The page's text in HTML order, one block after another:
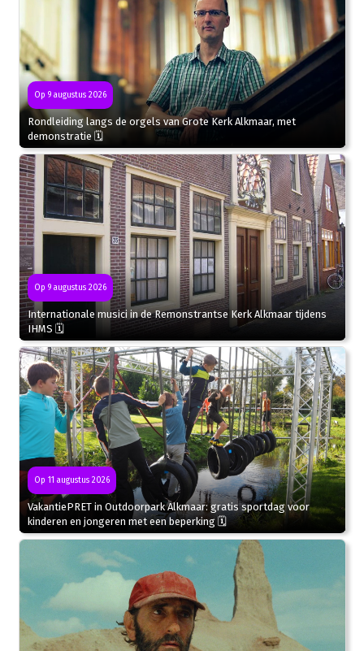
Op 9 augustus 2026
Rondleiding langs de orgels van Grote Kerk Alkmaar, met
demonstratie 🗓
Op 9 augustus 2026
Internationale musici in de Remonstrantse Kerk Alkmaar tijdens
IHMS 🗓
Op 11 augustus 2026
VakantiePRET in Outdoorpark Alkmaar: gratis sportdag voor
kinderen en jongeren met een beperking 🗓